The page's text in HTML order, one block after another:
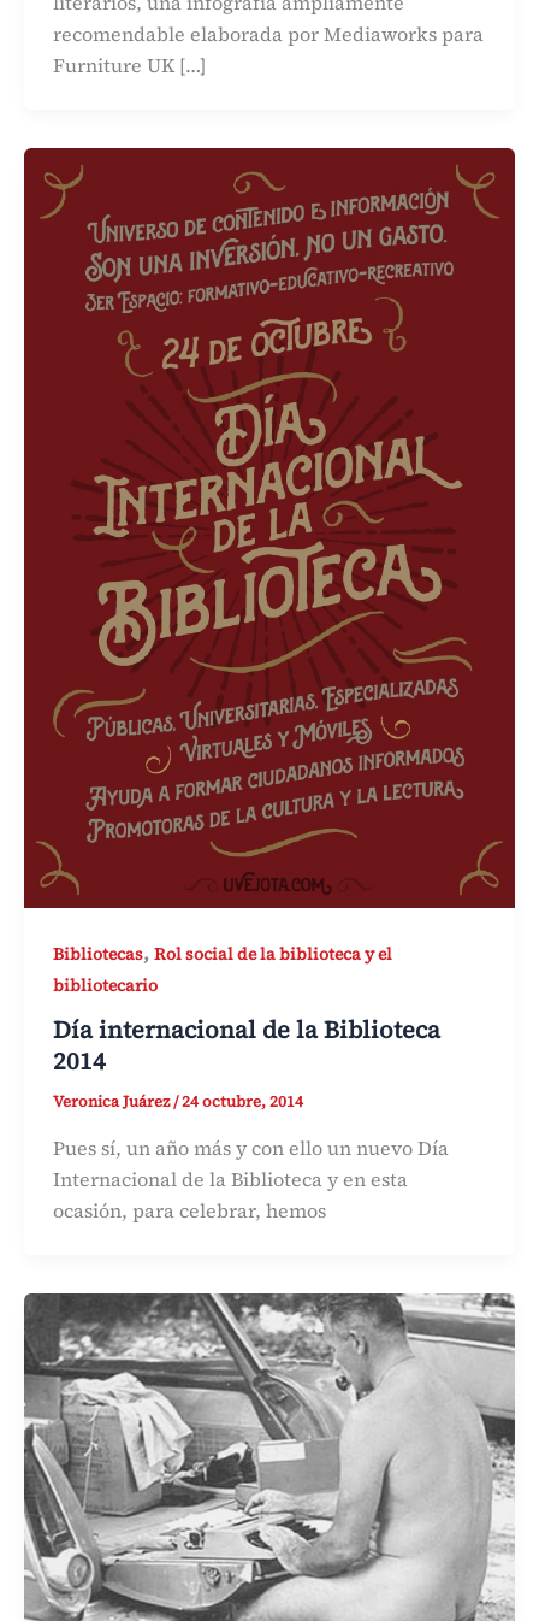
recomendable elaborada por Mediaworks para
Furniture UK […]
Bibliotecas, Rol social de la biblioteca y el
bibliotecario
Día internacional de la Biblioteca
2014
Veronica Juárez/24 octubre, 2014
Pues sí, un año más y con ello un nuevo Día
Internacional de la Biblioteca y en esta
ocasión, para celebrar, hemos